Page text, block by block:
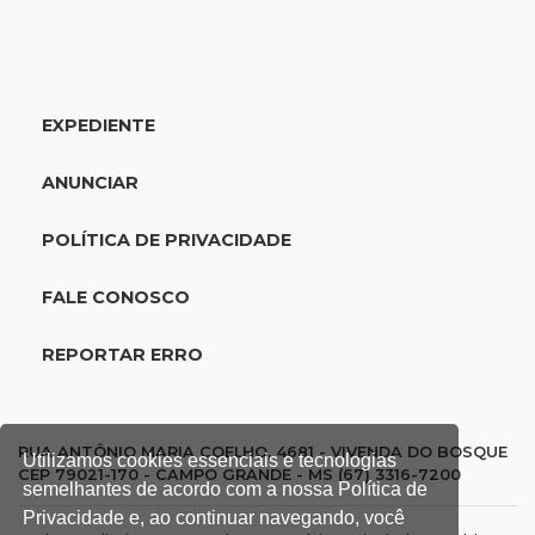
Utilizamos cookies essenciais e tecnologias
semelhantes de acordo com a nossa Política de
Privacidade e, ao continuar navegando, você
20:06Balcão de empregos
abertas em 114 funções
Em visita à Feira Central, Riedel volta a
futuro do jogo do bicho no País
19:09 Cotação
EXPEDIENTE
ANUNCIAR
POLÍTICA DE PRIVACIDADE
FALE CONOSCO
REPORTAR ERRO
RUA ANTÔNIO MARIA COELHO, 4681 - VIVENDA DO BOSQUE
CEP 79021-170 - CAMPO GRANDE - MS (67) 3316-7200